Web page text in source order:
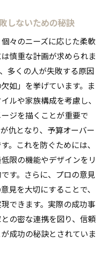
の設計ポイント
ジナル空間
フォーム事例
かした住まい
ザインの実現方法
族のコミュニケーショ
由設計リフォームのポ
ための必須要素
の配置と動線
計の工夫
取り入れたリフォーム
健康的な住まい
しないための秘訣
々のニーズに応じた柔軟
慎重な計画が求められま
多くの人が失敗する原因
如」を挙げています。ま
ルや家族構成を考慮し、
ジを描くことが重要で
仇となり、予算オーバー
。これを防ぐためには、
限の機能やデザインをリ
す。さらに、プロの意見
見を大切にすることで、
できます。実際の成功事
の密な連携を図り、信頼
成功の秘訣とされていま